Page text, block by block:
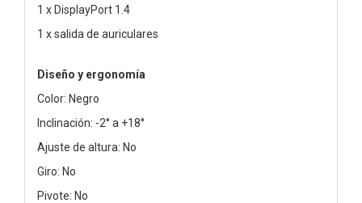
1 x DisplayPort 1.4
1 x salida de auriculares
Diseño y ergonomía
Color: Negro
Inclinación: -2° a +18°
Ajuste de altura: No
Giro: No
Pivote: No